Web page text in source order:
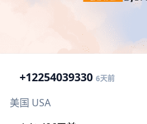
+12254039330 6天前
美国 USA